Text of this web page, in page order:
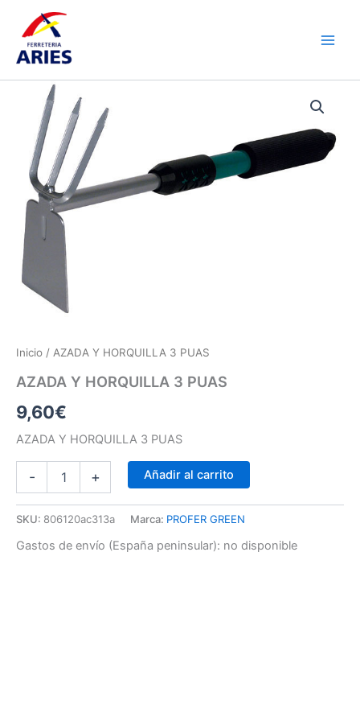
contenido
Inicio / AZADA Y HORQUILLA 3 PUAS
AZADA Y HORQUILLA 3 PUAS
9,60€
AZADA Y HORQUILLA 3 PUAS
-
AZADA
HORQUILLA
PUAS
cantidad
+ Añadir al carrito
SKU: 806120ac313a Marca: PROFER GREEN
Gastos de envío (España peninsular): no disponible